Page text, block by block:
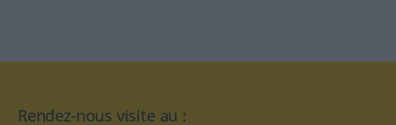
Rendez-nous visite au :